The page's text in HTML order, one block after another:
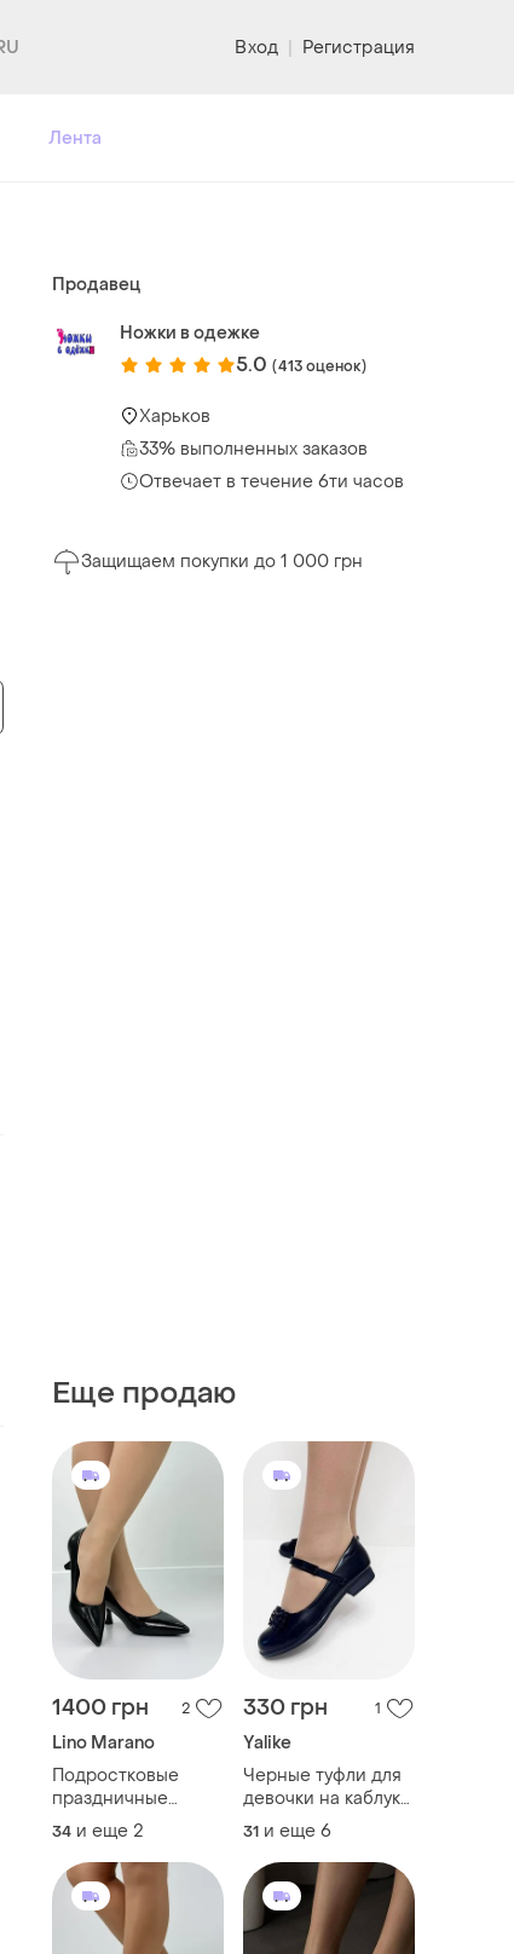
Вход | Регистрация
Лента
Продавец
Ножки в одежке
5.0 (413 оценок)
Харьков
33% выполненных заказов
Отвечает в течение 6ти часов
Защищаем покупки до 1 000 грн
Еще продаю
1400 грн 2
Lino Marano
Подростковые
праздничные
черные туфли
лодочка на
шпильке 26170
34 и еще 2
330 грн 1
Yalike
Черные туфли для
девочки на каблуке
на липучке 26171
31 и еще 6